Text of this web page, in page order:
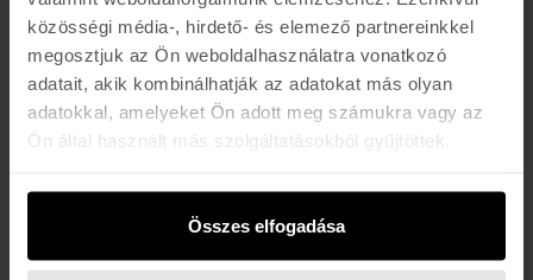
közösségi média-, hirdető- és elemező partnereinkkel
megosztjuk az Ön weboldalhasználatra vonatkozó
adatait, akik kombinálhatják az adatokat más olyan
adatokkal, amelyeket Ön adott meg számukra vagy az
Ön által használt más szolgáltatásokból gyűjtöttek.
Összes elfogadása
K I R Á L Y 52 (ÚJ)
Szombat: 11:00 - 19:00
Vasárnap: 11:00 - 17:00
1113 Budapest, Karolina út 17/b
1061 Budapest Király u. 52.
Karolina:+36 (1) 466-5510, +36 (30) 3193924